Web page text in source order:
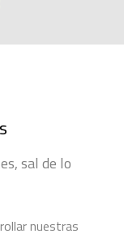
sal de lo
nuestras